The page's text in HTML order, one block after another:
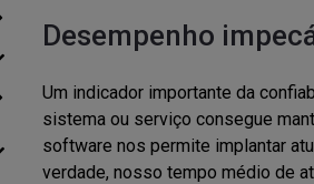
Desempenho
Um indicador importante da
sistema ou serviço consegue
software nos permite implantar
verdade, nosso tempo médio de